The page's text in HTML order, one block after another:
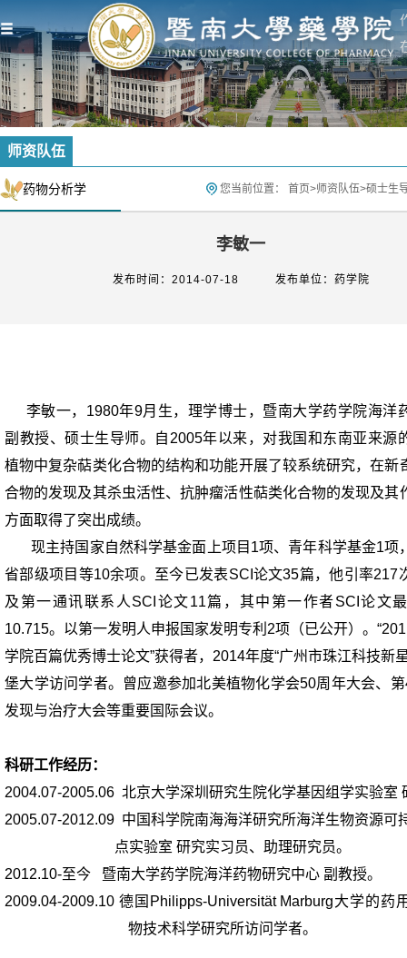
师资队伍
药物分析学 您当前位置： 首页>师资队伍>硕士生
李敏一
发布时间：2014-07-18 发布单位：药学院
李敏一， 1980年9月生，理学博士，暨南大学药学院海洋
副教授、硕士生导师。自 2005年以来，对我国和东南亚来源
植物中复杂萜类化合物的结构和功能开展了较系统研究，在新
合物的发现及其杀虫活性、抗肿瘤活性萜类化合物的发现及其
方面取得了突出成绩。
现主持国家自然科学基金面上项目 1项、青年科学基金1项
省部级项目等10余项。至今已发表SCI 论文35篇，他引率217
及第一通讯联系人 SCI 论文11篇，其中第一作者SCI 论文
10.715。以第一发明人申报国家发明专利 2项（已公开）。
学院百篇优秀博士论文”获得者， 2014年度“广州市珠江科技新
堡大学访问学者。曾应邀参加北美植物化学会50周年大会、第
发现与治疗大会等重要国际会议。
科研工作经历：
2004.07-2005.06 北京大学深圳研究生院化学基因组学实验室
2005.07-2012.09 中国科学院南海海洋研究所海洋生物资源可
点实验室 研究实习员、助理研究员。
2012.10-至今 暨南大学药学院海洋药物研究中心 副教授。
2009.04-2009.10 德国 Philipps-Universität Marburg大学的药
物技术科学研究所访问学者。